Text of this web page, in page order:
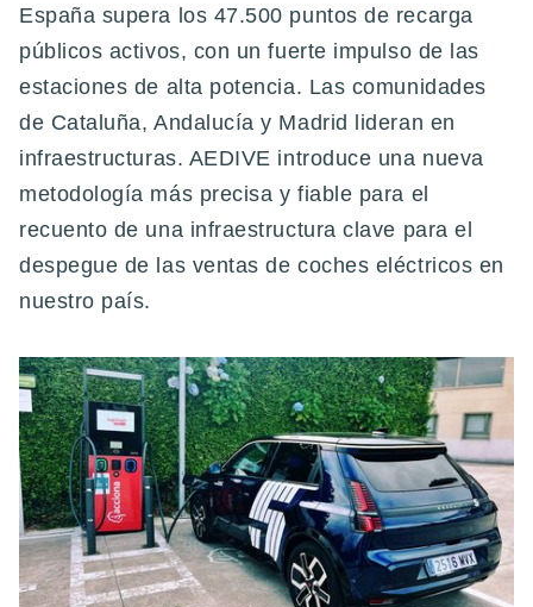
España supera los 47.500 puntos de recarga
públicos activos, con un fuerte impulso de las
estaciones de alta potencia. Las comunidades
de Cataluña, Andalucía y Madrid lideran en
infraestructuras. AEDIVE introduce una nueva
metodología más precisa y fiable para el
recuento de una infraestructura clave para el
despegue de las ventas de coches eléctricos en
nuestro país.